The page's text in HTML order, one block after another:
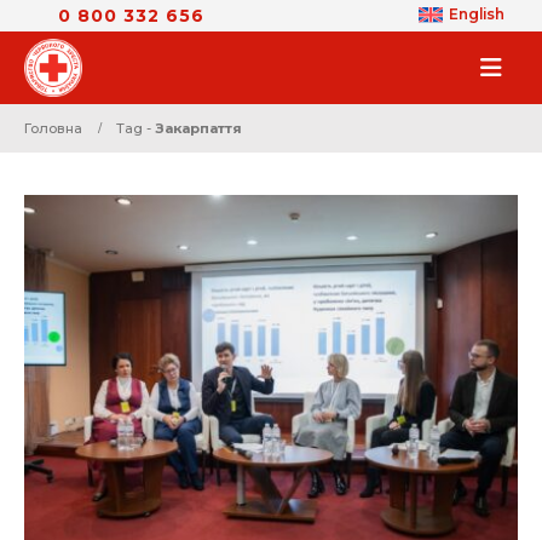
0 800 332 656 English
Головна Tag - Закарпаття